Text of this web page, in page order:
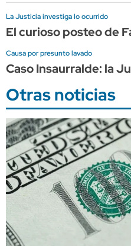
La Justicia investiga lo ocurrido
El curioso posteo de
Causa por presunto lavado
Caso Insaurralde: la
Otras noticias